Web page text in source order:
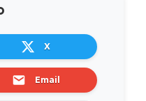
X
Email